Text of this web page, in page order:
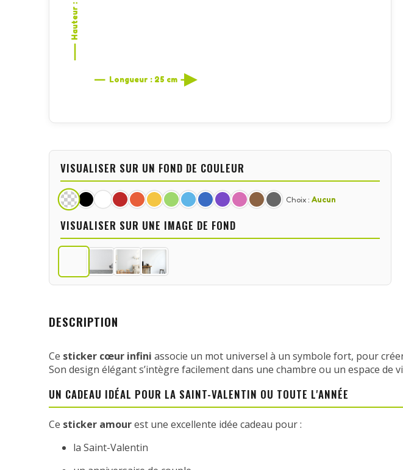
Longueur : 25 cm
VISUALISER SUR UN FOND DE COULEUR
Choix : Aucun
VISUALISER SUR UNE IMAGE DE FOND
DESCRIPTION
Ce sticker cœur infini associe un mot universel à un symbole fort, pour
Son design élégant s’intègre facilement dans une chambre ou un espace de
UN CADEAU IDÉAL POUR LA SAINT-VALENTIN OU TOUTE L'ANNÉE
Ce sticker amourest une excellente idée cadeau pour :
la Saint-Valentin